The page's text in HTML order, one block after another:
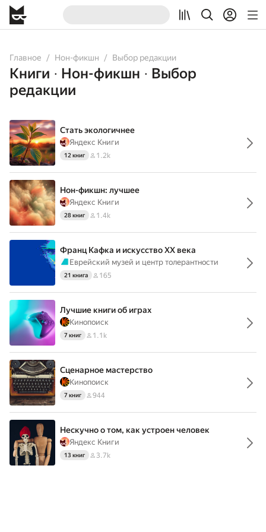
Главное Нон-фикшн Выбор редакции
Книги • Нон-фикшн •
Выбор
редакции
Стать экологичнее
Яндекс Книги
12 книг 1.2k
Нон-фикшн: лучшее
Яндекс Книги
28 книг 1.4k
Франц Кафка и искусство XX века
Еврейский музей и центр толерантности
21 книга 165
Лучшие книги об играх
Кинопоиск
7 книг 1.1k
Сценарное мастерство
Кинопоиск
7 книг 944
Нескучно о том, как устроен человек
Яндекс Книги
13 книг 3.7k